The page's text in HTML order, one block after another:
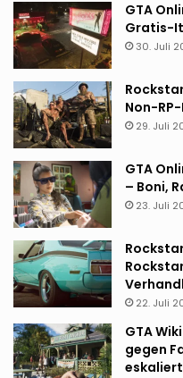
GTA
Gratis-
30. Juli
Non-
29. Juli
GTA
– Boni,
23. Juli
22. Juli
GTA
gegen
eskaliert